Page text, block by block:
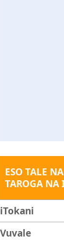
ESO TALE
TAROGA NA
iTokani
Vuvale